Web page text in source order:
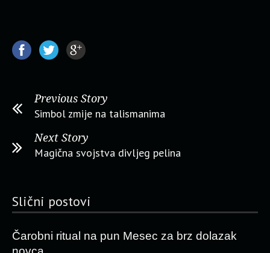
Previous Story
Simbol zmije na talismanima
Next Story
Magična svojstva divljeg pelina
Slični postovi
Čarobni ritual na pun Mesec za brz dolazak